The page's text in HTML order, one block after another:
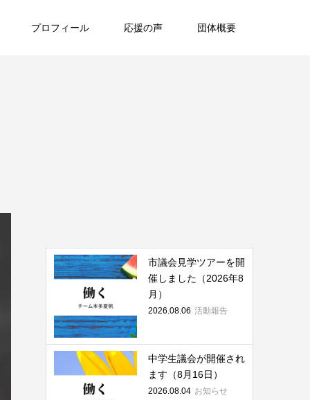
プロフィール 応援の声 団体概要
市議会見学ツアーを開
催しました（2026年8
月）
2026.08.06 活動報告
中学生議会が開催され
ます（8月16日）
2026.08.04 お知らせ